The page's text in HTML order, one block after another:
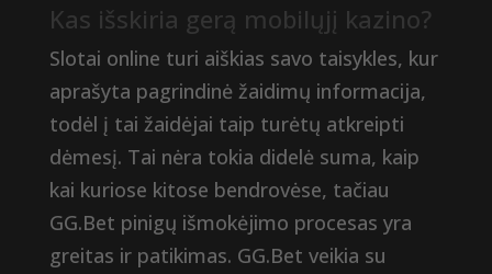
Kas išskiria gerą mobilųjį kazino?
Slotai online turi aiškias savo taisykles, kur
aprašyta pagrindinė žaidimų informacija,
todėl į tai žaidėjai taip turėtų atkreipti
dėmesį. Tai nėra tokia didelė suma, kaip
kai kuriose kitose bendrovėse, tačiau
GG.Bet pinigų išmokėjimo procesas yra
greitas ir patikimas. GG.Bet veikia su